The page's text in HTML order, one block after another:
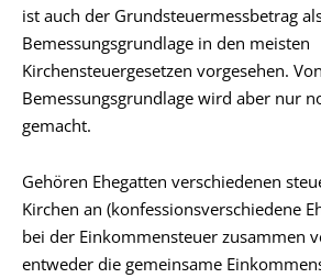
ist auch der Grundsteuermessbetrag
Bemessungsgrundlage in den meisten
Kirchensteuergesetzen vorgesehen.
Bemessungsgrundlage wird aber nur
gemacht.
Gehören Ehegatten verschiedenen
Kirchen an (konfessionsverschiedene
bei der Einkommensteuer zusammen
entweder die gemeinsame